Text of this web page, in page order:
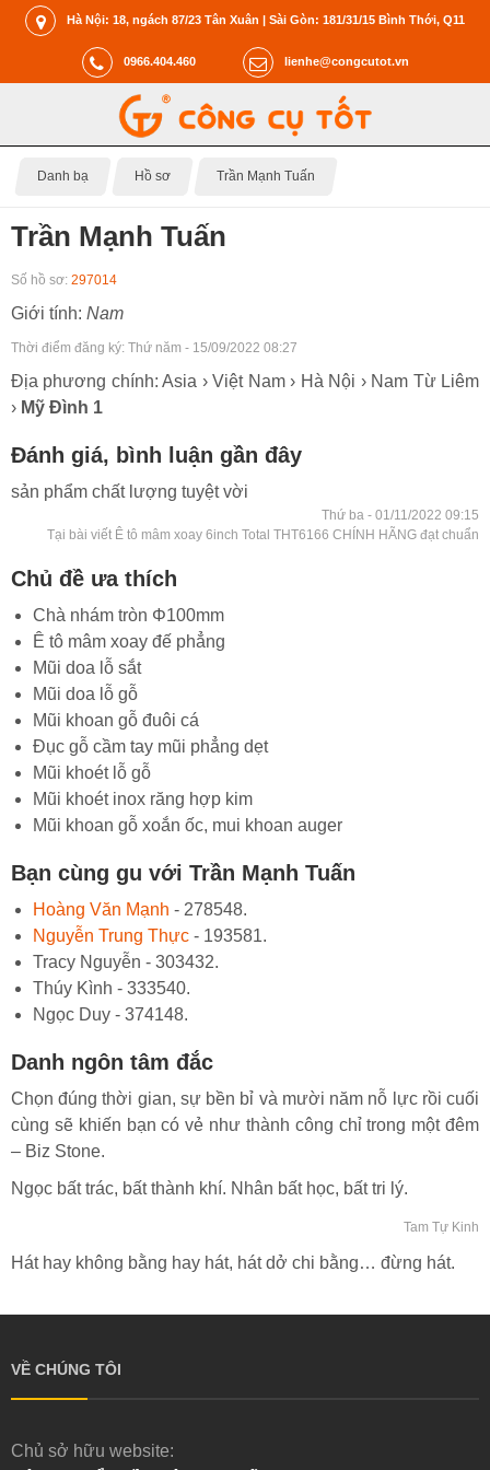
Hà Nội: 18, ngách 87/23 Tân Xuân | Sài Gòn: 181/31/15 Bình Thới, Q11
0966.404.460 lienhe@congcutot.vn
Danh bạ Hồ sơ Trần Mạnh Tuấn
Trần Mạnh Tuấn
Số hồ sơ: 297014
Giới tính: Nam
Thời điểm đăng ký: Thứ năm - 15/09/2022 08:27
Địa phương chính: Asia › Việt Nam › Hà Nội › Nam Từ Liêm
› Mỹ Đình 1
Đánh giá, bình luận gần đây
sản phẩm chất lượng tuyệt vời
Thứ ba - 01/11/2022 09:15
Tại bài viết Ê tô mâm xoay 6inch Total THT6166 CHÍNH HÃNG đạt chuẩn
Chủ đề ưa thích
Chà nhám tròn Φ100mm
Ê tô mâm xoay đế phẳng
Mũi doa lỗ sắt
Mũi doa lỗ gỗ
Mũi khoan gỗ đuôi cá
Đục gỗ cầm tay mũi phẳng dẹt
Mũi khoét lỗ gỗ
Mũi khoét inox răng hợp kim
Mũi khoan gỗ xoắn ốc, mui khoan auger
Bạn cùng gu với Trần Mạnh Tuấn
Hoàng Văn Mạnh - 278548.
Nguyễn Trung Thực - 193581.
Tracy Nguyễn - 303432.
Thúy Kình - 333540.
Ngọc Duy - 374148.
Danh ngôn tâm đắc
Chọn đúng thời gian, sự bền bỉ và mười năm nỗ lực rồi cuối
cùng sẽ khiến bạn có vẻ như thành công chỉ trong một đêm
– Biz Stone.
Ngọc bất trác, bất thành khí. Nhân bất học, bất tri lý.
Tam Tự Kinh
Hát hay không bằng hay hát, hát dở chi bằng… đừng hát.
VỀ CHÚNG TÔI
Chủ sở hữu website: